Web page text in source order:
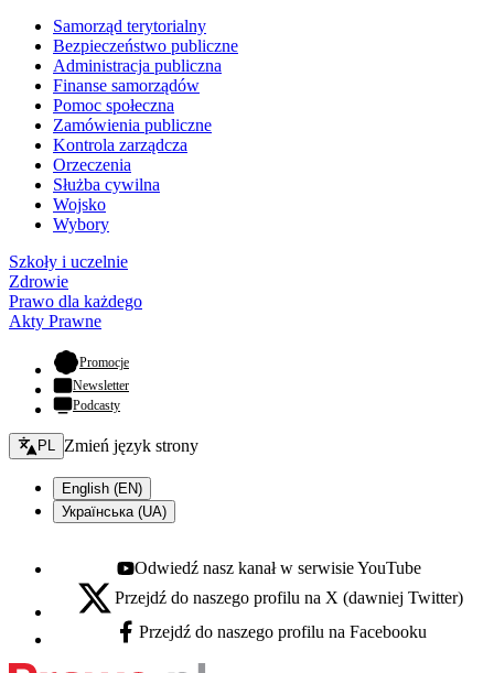
Samorząd terytorialny
Bezpieczeństwo publiczne
Administracja publiczna
Finanse samorządów
Pomoc społeczna
Zamówienia publiczne
Kontrola zarządcza
Orzeczenia
Służba cywilna
Wojsko
Wybory
Szkoły i uczelnie
Zdrowie
Prawo dla każdego
Akty Prawne
Promocje- otwiera się w nowej karcie
Newsletter
Podcasty
Zmień język - bieżący:
PL Zmień język strony
English (EN)
Українська (UA)
Youtube - otwiera się w nowej karcie
Odwiedź nasz kanał w serwisie YouTube
X - otwiera się w nowej karcie
Przejdź do naszego profilu na X (dawniej Twitter)
Facebook - otwiera się w nowej karcie
Przejdź do naszego profilu na Facebooku